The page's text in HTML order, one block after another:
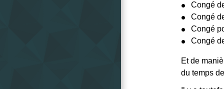
Congé
Congé
Congé
Congé
Et de
du temps